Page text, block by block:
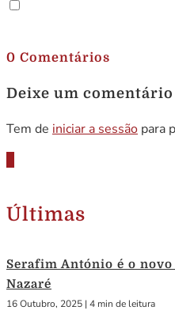
0 Comentários
Deixe um comentário
Tem de iniciar a sessão para
Últimas
Serafim António é o
Nazaré
16 Outubro, 2025 | 4 min de leitura